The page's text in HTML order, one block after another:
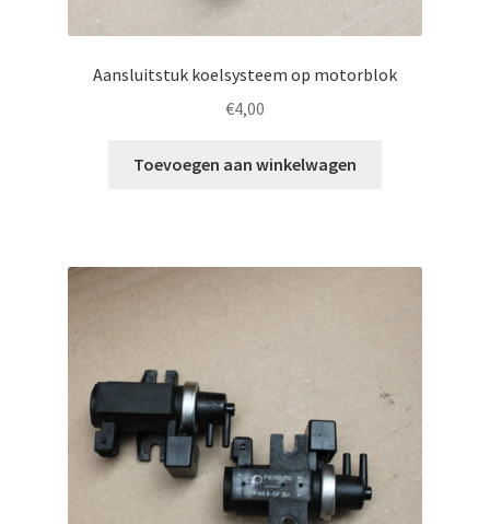
Aansluitstuk koelsysteem op motorblok
€4,00
Toevoegen aan winkelwagen